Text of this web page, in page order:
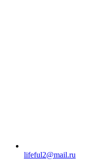
lifeful2@mail.ru